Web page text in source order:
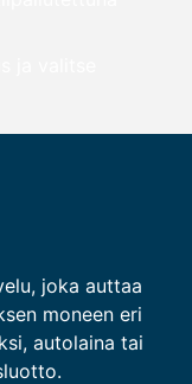
joka auttaa
moneen eri
autolaina tai